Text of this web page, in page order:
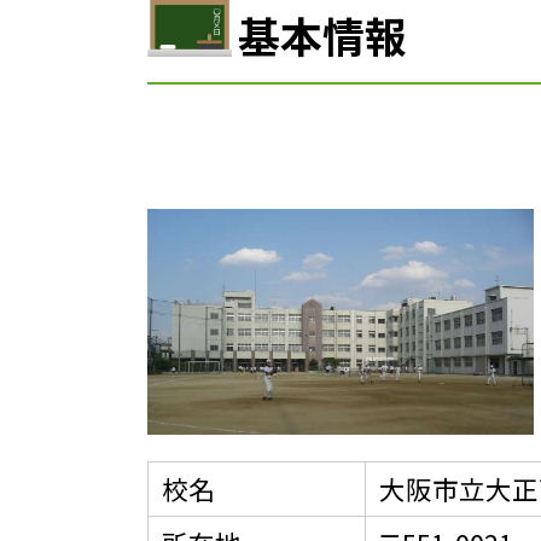
基本情報
校名
大阪市立大